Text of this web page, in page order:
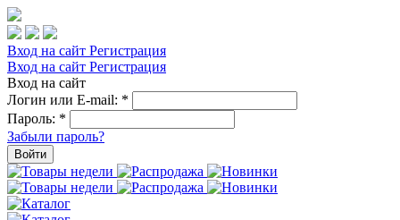
Вход на сайт Регистрация
Вход на сайт Регистрация
Вход на сайт
Логин или E-mail: *
Пароль: *
Забыли пароль?
Войти